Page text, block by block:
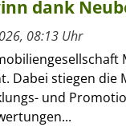
dank
08:13 Uhr
Dabei stiegen die
und